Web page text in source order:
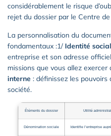
considérablement le risque
rejet du dossier par le Centre
La personnalisation du
fondamentaux :1/ Identité
entreprise et son adresse
missions que vous allez exercer
interne : définissez les
société.
Éléments du dossier Utilité
Dénomination sociale Identifie l’entreprise